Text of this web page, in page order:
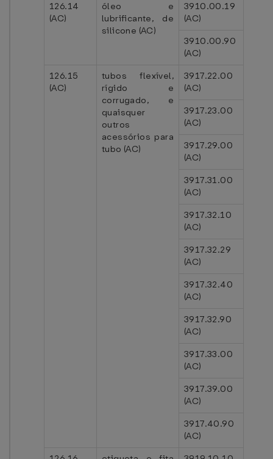
126.14
(AC)
óleo e
lubrificante, de
silicone (AC)
3910.00.19
(AC)
3910.00.90
(AC)
126.15
(AC)
tubos flexível,
rígido e
corrugado, e
quaisquer
outros
acessórios para
tubo (AC)
3917.22.00
(AC)
3917.23.00
(AC)
3917.29.00
(AC)
3917.31.00
(AC)
3917.32.10
(AC)
3917.32.29
(AC)
3917.32.40
(AC)
3917.32.90
(AC)
3917.33.00
(AC)
3917.39.00
(AC)
3917.40.90
(AC)